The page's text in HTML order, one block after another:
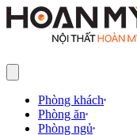
Phòng khách
Phòng ăn
Phòng ngủ